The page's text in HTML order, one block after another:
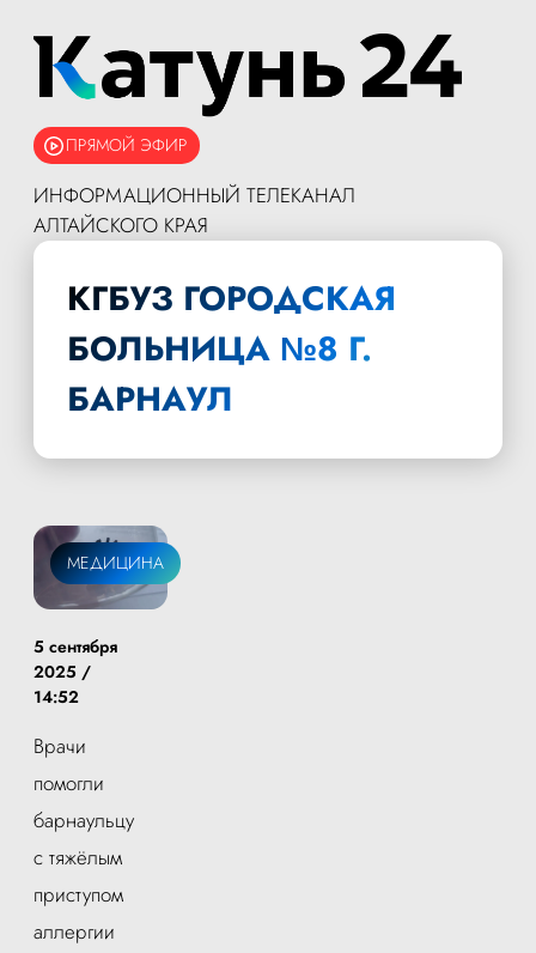
ПРЯМОЙ ЭФИР
ИНФОРМАЦИОННЫЙ ТЕЛЕКАНАЛ
АЛТАЙСКОГО КРАЯ
КГБУЗ ГОРОДСКАЯ
БОЛЬНИЦА №8 Г.
БАРНАУЛ
МЕДИЦИНА
5 сентября
2025 /
14:52
Врачи
помогли
барнаульцу
с тяжёлым
приступом
аллергии